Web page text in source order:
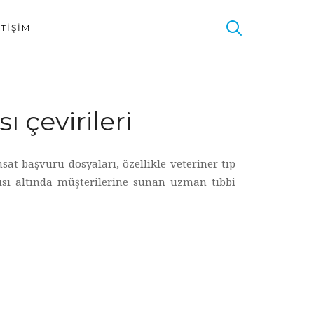
çevirileri
başvuru dosyaları, özellikle veteriner tıp
altında müşterilerine sunan uzman tıbbi